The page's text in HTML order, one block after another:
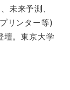
未来予測、
リンター等)
壇。東京大学